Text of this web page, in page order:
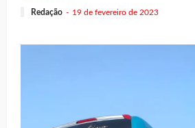
Redação 19 de fevereiro de 2023